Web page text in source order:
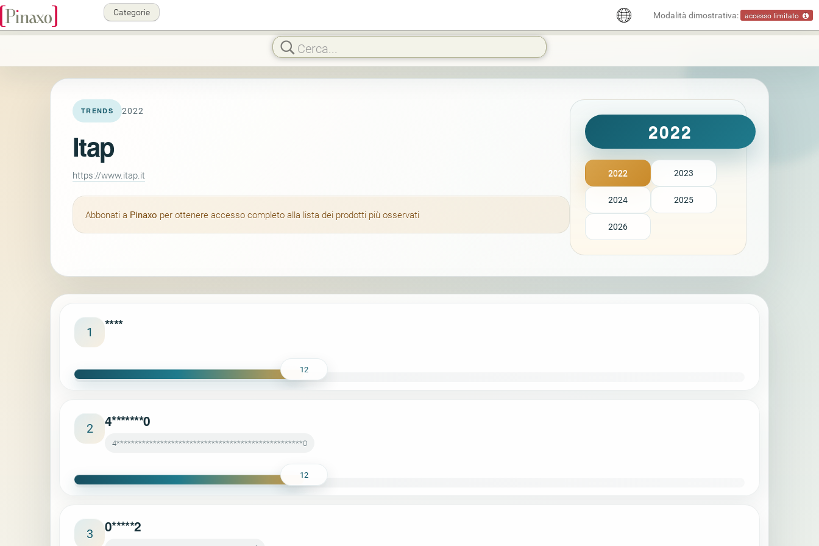
Modalità dimostrativa: accesso limitato
Categorie
TRENDS 2022
Itap
https://www.itap.it
Abbonati a Pinaxo per ottenere accesso completo alla lista dei prodotti più osservati
2022
2022 2023
2024 2025
2026
1 ****
12
2 4*******0
4***************************************************0
12
3 0*****2